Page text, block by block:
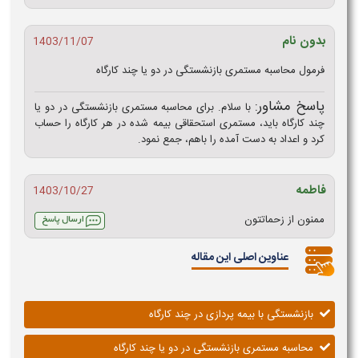
بدون نام
1403/11/07
فرمول محاسبه مستمری بازنشستگی در دو یا چند کارگاه
پاسخ مشاور: با سلام. برای محاسبه مستمری بازنشستگی در دو یا
چند کارگاه باید، مستمری استحقاقی بیمه شده در هر کارگاه را حساب
کرد و اعداد به دست آمده را باهم، جمع نمود.
فاطمه
1403/10/27
ممنون از زحماتتون
عناوین اصلی این مقاله
بازنشستگی با بیمه پردازی در چند کارگاه
محاسبه مستمری بازنشستگی در دو یا چند کارگاه